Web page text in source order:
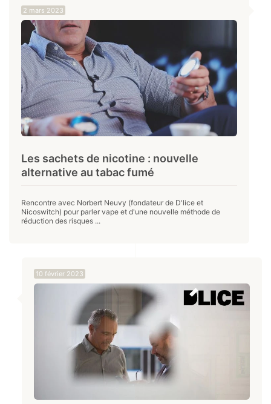
2 mars 2023
Les sachets de nicotine : nouvelle
alternative au tabac fumé
Rencontre avec Norbert Neuvy (fondateur de D'lice et
Nicoswitch) pour parler vape et d'une nouvelle méthode de
réduction des risques ...
10 février 2023